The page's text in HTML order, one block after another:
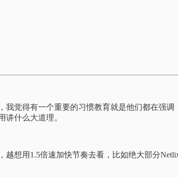
我觉得有一个重要的习惯教育就是他们都在强
讲什么大道理。
想用1.5倍速加快节奏去看，比如绝大部分